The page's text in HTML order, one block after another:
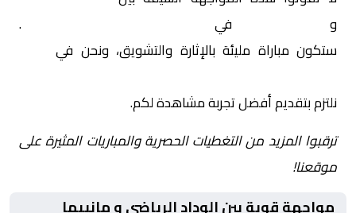
ومانييما يونيون في
.
ستكون مباراة مليئة بالإثارة والتشويق، ونحن في
نلتزم بتقديم أفضل تجربة مشاهدة لكم.
ترقبوا المزيد من التغطيات الحصرية والمباريات المثيرة على
موقعنا!
مواجهة قوية بين الوداد الرياضي و مانييما